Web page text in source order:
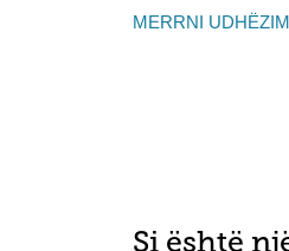
MERRNI
Si është